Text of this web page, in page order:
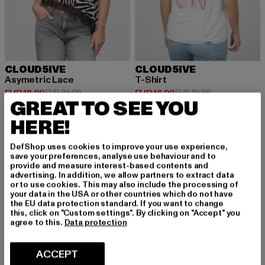
CLOUD5IVE
Asymetric Lace
EUR 18,99
Huidige prijs: EUR 18,99
EUR 24,99Actieprijs: EUR 24,99
CLOUD5IVE
T-Shirt
EUR 16,99
Huidige prijs: EUR 16,99
EUR 19,99Actieprijs: EUR
GREAT TO SEE YOU
HERE!
DefShop uses cookies to improve your use experience,
save your preferences, analyse use behaviour and to
provide and measure interest-based contents and
advertising. In addition, we allow partners to extract data
or to use cookies. This may also include the processing of
your data in the USA or other countries which do not have
the EU data protection standard. If you want to change
this, click on "Custom settings". By clicking on "Accept" you
agree to this. Data protection
ACCEPT